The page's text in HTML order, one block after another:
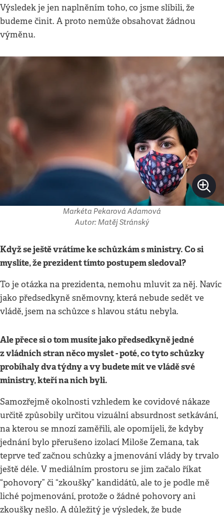
Výsledek je jen naplněním toho, co jsme slíbili, že
budeme činit. A proto nemůže obsahovat žádnou
výměnu.
Markéta Pekarová Adamová
Autor: Matěj Stránský
Když se ještě vrátíme ke schůzkám s ministry. Co si
myslíte, že prezident tímto postupem sledoval?
To je otázka na prezidenta, nemohu mluvit za něj. Navíc
jako předsedkyně sněmovny, která nebude sedět ve
vládě, jsem na schůzce s hlavou státu nebyla.
Ale přece si o tom musíte jako předsedkyně jedné
z vládních stran něco myslet - poté, co tyto schůzky
probíhaly dva týdny a vy budete mít ve vládě své
ministry, kteří na nich byli.
Samozřejmě okolnosti vzhledem ke covidové nákaze
určitě způsobily určitou vizuální absurdnost setkávání,
na kterou se mnozí zaměřili, ale opomíjeli, že kdyby
jednání bylo přerušeno izolací Miloše Zemana, tak
teprve teď začnou schůzky a jmenování vlády by trvalo
ještě déle. V mediálním prostoru se jim začalo říkat
“pohovory” či “zkoušky” kandidátů, ale to je podle mě
liché pojmenování, protože o žádné pohovory ani
zkoušky nešlo. A důležitý je výsledek, že bude